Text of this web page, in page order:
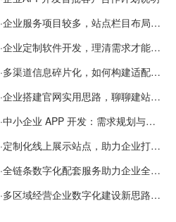
·企业服务项目较多，站点栏目布局规划参考思路
·企业定制软件开发，理清需求才能提升数字化落地效率
·多渠道信息碎片化，如何构建适配 AI 检索的品牌信息源
·企业搭建官网实用思路，聊聊建站容易忽视的问题
·中小企业 APP 开发：需求规划与项目落地避坑经验分享
·定制化线上展示站点，助力企业打通线上经营渠道
·全链条数字化配套服务助力企业全域线上经营
·多区域经营企业数字化建设新思路：多端载体与地域检索一体化落地思路分享